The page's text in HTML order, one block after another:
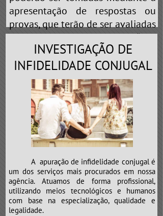
apresentação de respostas ou
provas, que terão de ser avaliadas
pelo profissional. Portanto, “não
brinque de cobaia” nas mãos de
falsos detetives que prometem
realizar“QUALQUER TIPO DE
SERVIÇO”ou“ESCLARECEMOS A
SUA DÚVIDA”. Em toda e qualquer
profissão existe a especialização
e neste caso não é diferente.
Atenção para o “CLÍNICO GERAL”,
que poderá mandar a sua “vida”
para a “UTI”.
INVESTIGAÇÃO DE
INFIDELIDADE CONJUGAL
A apuração de infidelidade conjugal é
um dos serviços mais procurados em nossa
agência. Atuamos de forma profissional,
utilizando meios tecnológicos e humanos
com base na especialização, qualidade e
legalidade.